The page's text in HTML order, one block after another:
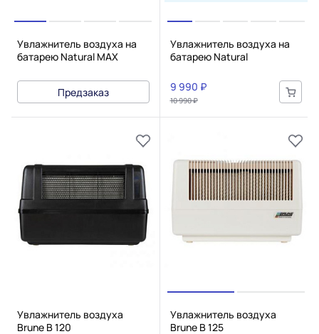
Увлажнитель воздуха на
батарею Natural MAX
Предзаказ
Увлажнитель воздуха на
батарею Natural
9 990 ₽
10 990 ₽
Увлажнитель воздуха
Brune B 120
Увлажнитель воздуха
Brune B 125